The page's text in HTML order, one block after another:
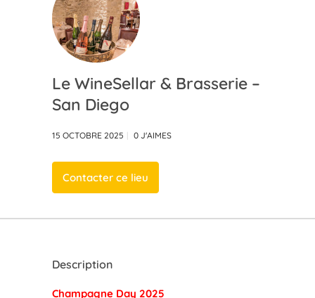
Le WineSellar & Brasserie –
San Diego
15 OCTOBRE 2025 0 J'AIMES
Contacter ce lieu
Description
Champagne Day 2025